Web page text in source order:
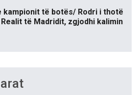
kampionit të botës/ Rodri i thotë
Realit të Madridit, zgjodhi kalimin